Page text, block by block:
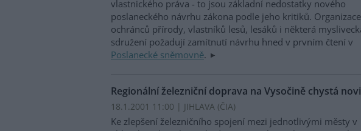
vlastnického práva - to jsou základní nedostatky nového
poslaneckého návrhu zákona podle jeho kritiků. Organizace
ochránců přírody, vlastníků lesů, lesáků i některá
sdružení požadují zamítnutí návrhu hned v prvním čtení v
Poslanecké sněmovně.
Regionální železniční doprava na Vysočině chystá
18.1.2001 11:00 | JIHLAVA (ČIA)
Ke zlepšení železničního spojení mezi jednotlivými městy v